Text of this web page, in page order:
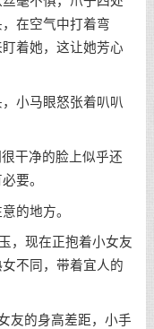
在空气中打着弯
着她，这让她芳心
小马眼怒张着叭叭
干净的脸上似乎还
要。
的地方。
现在正抱着小女友
不同，带着宜人的
的身高差距，小手